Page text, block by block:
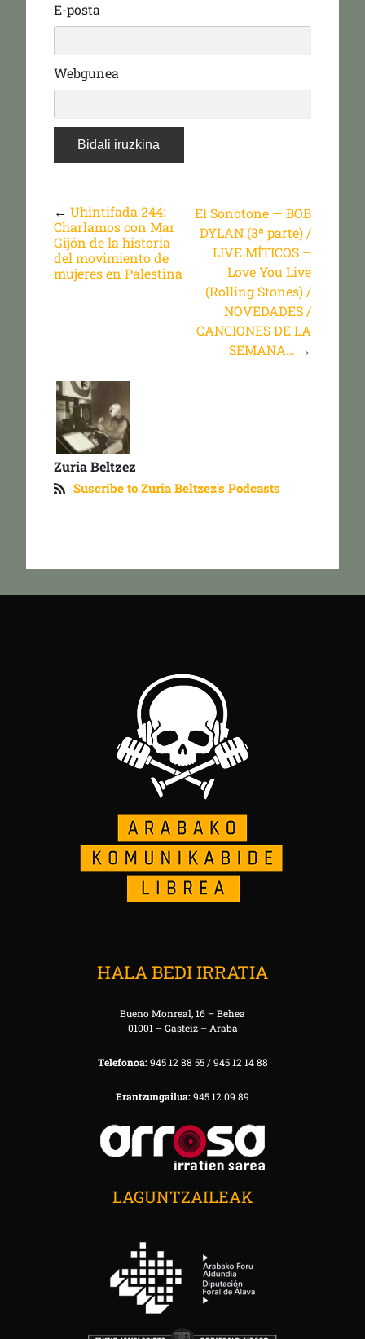
E-posta
Webgunea
← Uhintifada 244:
Charlamos con Mar
Gijón de la historia
del movimiento de
mujeres en Palestina
El Sonotone — BOB
DYLAN (3ª parte) /
LIVE MÍTICOS –
Love You Live
(Rolling Stones) /
NOVEDADES /
CANCIONES DE LA
SEMANA… →
Zuria Beltzez
Suscribe to Zuria Beltzez's Podcasts
HALA BEDI IRRATIA
Bueno Monreal, 16 – Behea
01001 – Gasteiz – Araba
Telefonoa:945 12 88 55 / 945 12 14 88
Erantzungailua:945 12 09 89
LAGUNTZAILEAK